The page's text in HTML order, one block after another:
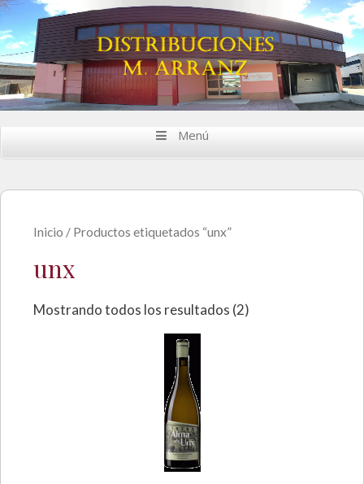
Saltar al contenido
Menú
Inicio / Productos etiquetados “unx”
unx
Mostrando todos los resultados (2)